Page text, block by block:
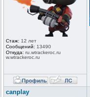
Стаж: 12 лет
Сообщений: 13490
Откуда: ru.wtrackeroc.ru
w.wtrackeroc .ru
canplay